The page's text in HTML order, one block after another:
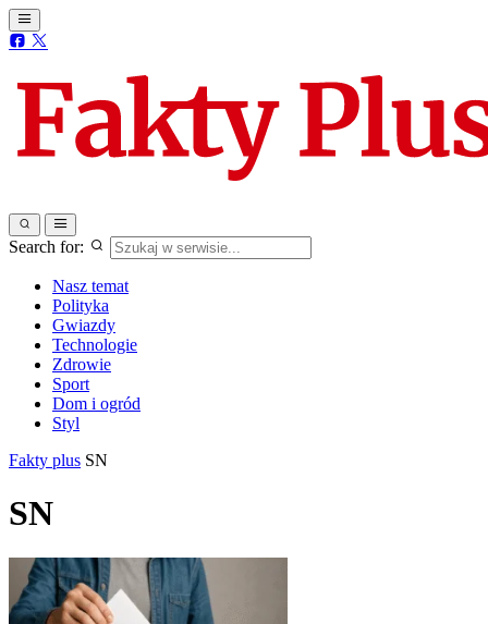
Search for:
Nasz temat
Polityka
Gwiazdy
Technologie
Zdrowie
Sport
Dom i ogród
Styl
Fakty plus SN
SN